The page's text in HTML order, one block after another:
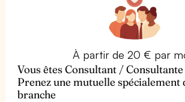
À partir de 20 € par
Vous êtes Consultant /
Prenez une mutuelle spécialement
branche